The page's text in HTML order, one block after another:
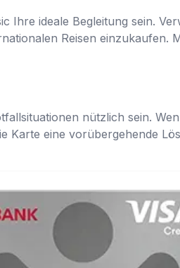
Ihre ideale Begleitung sein.
Reisen einzukaufen.
nützlich sein.
eine vorübergehende